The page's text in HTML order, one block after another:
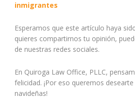
inmigrantes
Esperamos que este artículo haya
quieres compartirnos tu opinión,
de nuestras redes sociales.
En Quiroga Law Office, PLLC,
felicidad. ¡Por eso queremos
navideñas!